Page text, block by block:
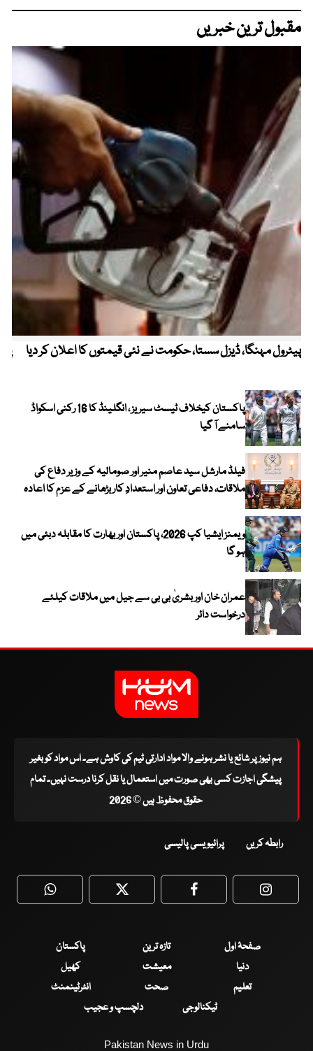
مقبول ترین خبریں
پیٹرول مہنگا، ڈیزل سستا، حکومت نے نئی قیمتوں کا اعلان کر دیا
پاکستان کیخلاف ٹیسٹ سیریز ، انگلینڈ کا 16 رکنی اسکواڈ
سامنے آ گیا
فیلڈ مارشل سید عاصم منیر اور صومالیہ کے وزیر دفاع کی
ملاقات، دفاعی تعاون اور استعدادِ کار بڑھانے کے عزم کا اعادہ
ویمنز ایشیا کپ 2026، پاکستان اور بھارت کا مقابلہ دبئی میں
ہو گا
عمران خان اور بشریٰ بی بی سے جیل میں ملاقات کیلئے
درخواست دائر
ہم نیوز پر شائع یا نشر ہونے والا مواد ادارتی ٹیم کی کاوش ہے۔ اس مواد کو بغیر
پیشگی اجازت کسی بھی صورت میں استعمال یا نقل کرنا درست نہیں۔ تمام
حقوق محفوظ ہیں © 2026
رابطہ کریں پرائیویسی پالیسی
WhatsApp Twitter Facebook
صفحۂ اول تازہ ترین
پاکستان
دنیا
معیشت
کھیل
تعلیم
صحت
انٹرٹینمنٹ
ٹیکنالوجی
دلچسپ و عجیب
Pakistan News in Urdu